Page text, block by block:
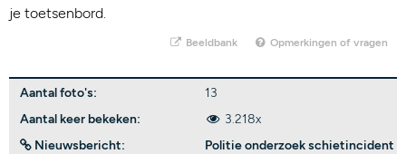
je toetsenbord.
Beeldbank Opmerkingen of vragen
Aantal foto's:
13
Aantal keer bekeken:
3.218x
Nieuwsbericht:
Politie onderzoek schietincident